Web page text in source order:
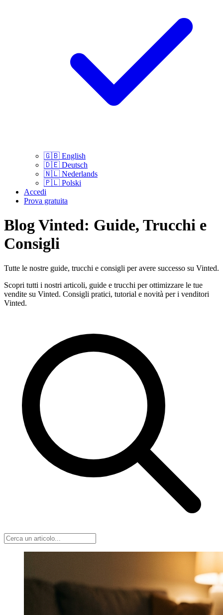
🇬🇧 English
🇩🇪 Deutsch
🇳🇱 Nederlands
🇵🇱 Polski
Accedi
Prova gratuita
Blog Vinted: Guide, Trucchi e
Consigli
Tutte le nostre guide, trucchi e consigli per avere successo su Vinted.
Scopri tutti i nostri articoli, guide e trucchi per ottimizzare le tue
vendite su Vinted. Consigli pratici, tutorial e novità per i venditori
Vinted.